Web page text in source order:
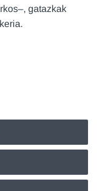
gatazkak